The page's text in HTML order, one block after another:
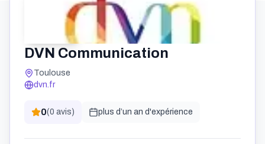
DVN Communication
Toulouse
dvn.fr
0(0 avis) plus d’un an d'expérience